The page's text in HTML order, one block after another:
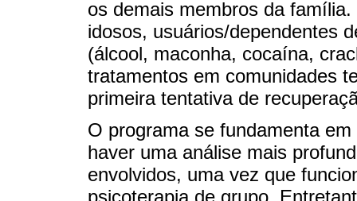
os demais membros da
idosos, usuários/dependentes
(álcool, maconha, cocaína,
tratamentos em comunidades
primeira tentativa de
O programa se fundamenta
haver uma análise mais
envolvidos, uma vez que